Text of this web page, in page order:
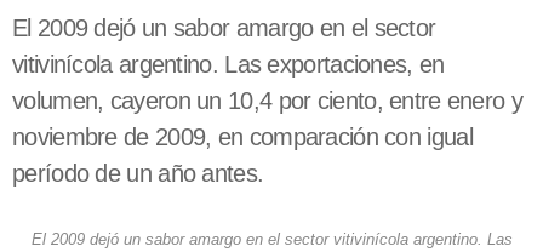
El 2009 dejó un sabor amargo en el sector
vitivinícola argentino. Las exportaciones, en
volumen, cayeron un 10,4 por ciento, entre enero y
noviembre de 2009, en comparación con igual
período de un año antes.
El 2009 dejó un sabor amargo en el sector vitivinícola argentino. Las